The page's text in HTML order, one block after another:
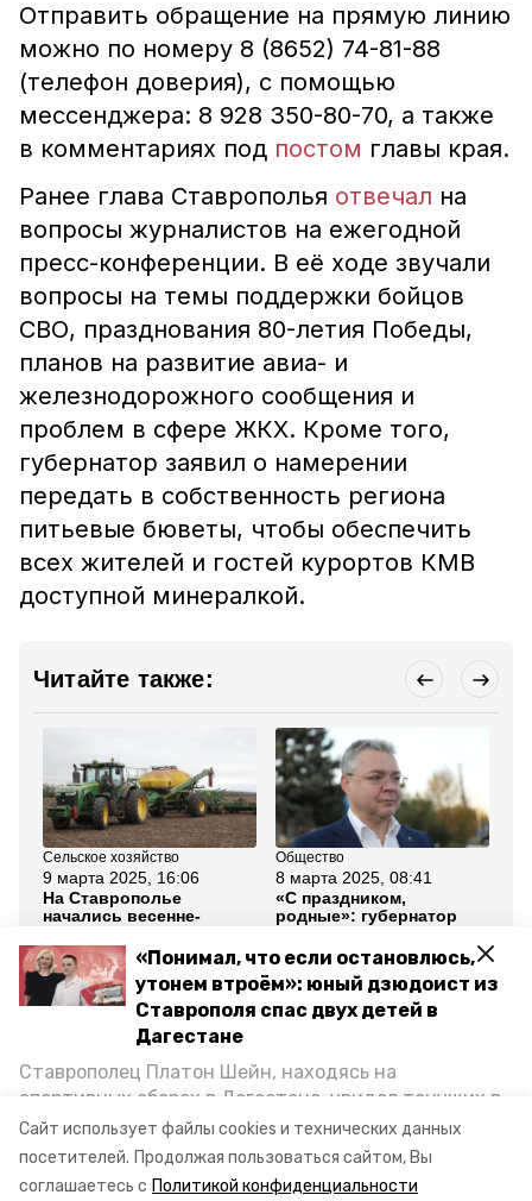
Сайт использует файлы cookies и технических данных
посетителей. Продолжая пользоваться сайтом, Вы
соглашаетесь с Политикой конфиденциальности
«Понимал, что если остановлюсь,
утонем втроём»: юный дзюдоист из
Ставрополя спас двух детей в
Дагестане
Ставрополец Платон Шейн, находясь на
спортивных сборах в Дегестане, увидел тонущих в
Каспийском море детей и бросился на помощь. По
возвращении домой, отважного мальчика
пригласили в министерство образования края и
Отправить обращение на прямую линию
можно по номеру 8 (8652) 74-81-88
(телефон доверия), с помощью
мессенджера: 8 928 350-80-70, а также
в комментариях под постом главы края.
Ранее глава Ставрополья отвечал на
вопросы журналистов на ежегодной
пресс-конференции. В её ходе звучали
вопросы на темы поддержки бойцов
СВО, празднования 80-летия Победы,
планов на развитие авиа- и
железнодорожного сообщения и
проблем в сфере ЖКХ. Кроме того,
губернатор заявил о намерении
передать в собственность региона
питьевые бюветы, чтобы обеспечить
всех жителей и гостей курортов КМВ
доступной минералкой.
Читайте также:
Сельское хозяйство
9 марта 2025, 16:06
На Ставрополье
начались весенне-
губернатор Владимиров
Общество
8 марта 2025, 08:41
«С праздником,
родные»: губернатор
ставропольчанок с 8
Марта
Все новости
прямая линия губернатора
ставропольский край